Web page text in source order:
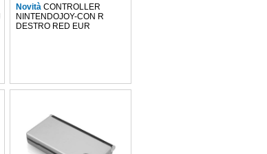
Novità CONTROLLER
NINTENDOJOY-CON R
DESTRO RED EUR